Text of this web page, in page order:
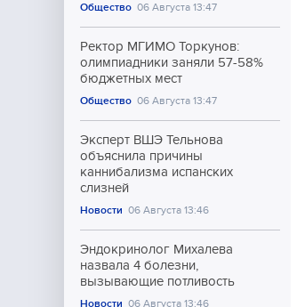
Общество 06 Августа 13:47
Ректор МГИМО Торкунов:
олимпиадники заняли 57-58%
бюджетных мест
Общество 06 Августа 13:47
Эксперт ВШЭ Тельнова
объяснила причины
каннибализма испанских
слизней
Новости 06 Августа 13:46
Эндокринолог Михалева
назвала 4 болезни,
вызывающие потливость
Новости 06 Августа 13:46